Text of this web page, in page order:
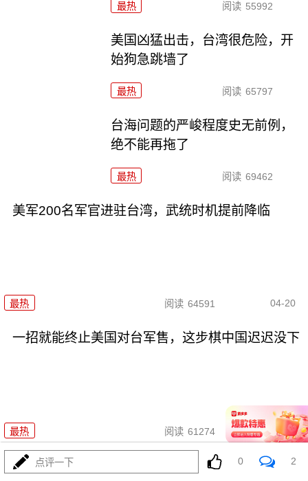
最热 阅读 55992
美国凶猛出击，台湾很危险，开
始狗急跳墙了
最热 阅读 65797
台海问题的严峻程度史无前例，
绝不能再拖了
最热 阅读 69462
美军200名军官进驻台湾，武统时机提前降临
最热 阅读 64591 04-20
一招就能终止美国对台军售，这步棋中国迟迟没下
最热 阅读 61274 04-20
围台制台穷台新战法，解放台湾已到临门一脚
点评一下 0 2